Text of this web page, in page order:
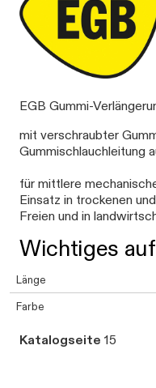
EGB Gummi-
mit verschraubter
Gummischlauchleitung
für mittlere
Einsatz in trockenen
Freien und in
Wichtiges
Länge
Farbe
Katalogseite 15